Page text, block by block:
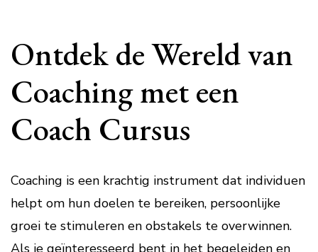
Ontdek de Wereld van
Coaching met een
Coach Cursus
Coaching is een krachtig instrument dat individuen
helpt om hun doelen te bereiken, persoonlijke
groei te stimuleren en obstakels te overwinnen.
Als je geïnteresseerd bent in het begeleiden en